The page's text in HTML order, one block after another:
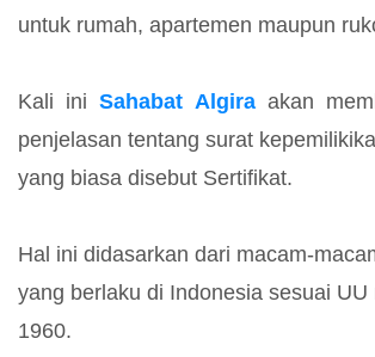
untuk rumah, apartemen maupun
Kali iniSahabat Algiraakan
penjelasan tentang surat
yang biasa disebut Sertifikat.
Hal ini didasarkan dari macam-
yang berlaku di Indonesia sesuai UU
1960.